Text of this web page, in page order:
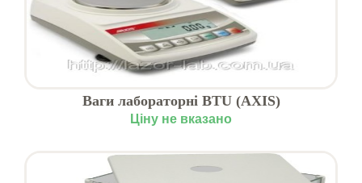
Ваги лабораторні BTU (AXIS)
Ціну не вказано